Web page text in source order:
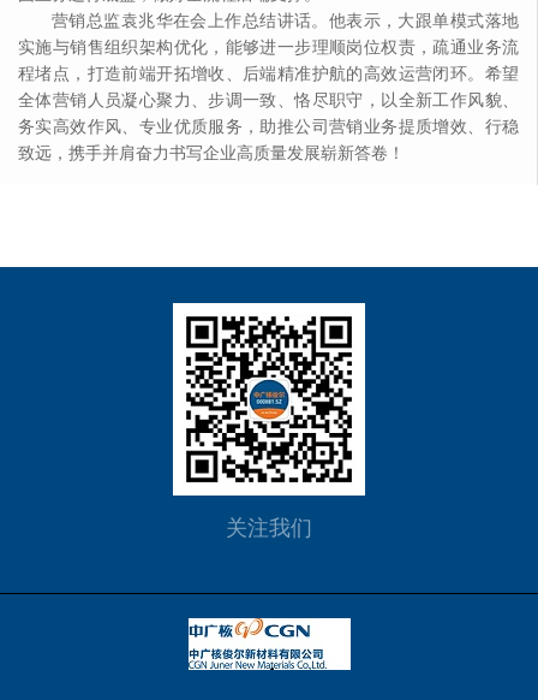
营销总监袁兆华在会上作总结讲话。他表示，大跟单模式落地
实施与销售组织架构优化，能够进一步理顺岗位权责，疏通业务流
程堵点，打造前端开拓增收、后端精准护航的高效运营闭环。希望
全体营销人员凝心聚力、步调一致、恪尽职守，以全新工作风貌、
务实高效作风、专业优质服务，助推公司营销业务提质增效、行稳
致远，携手并肩奋力书写企业高质量发展崭新答卷！
关注我们